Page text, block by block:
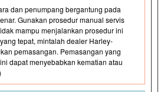
dan penumpang bergantung pada
Gunakan prosedur manual servis
mampu menjalankan prosedur ini
tepat, mintalah dealer Harley-
pemasangan. Pemasangan yang
dapat menyebabkan kematian atau